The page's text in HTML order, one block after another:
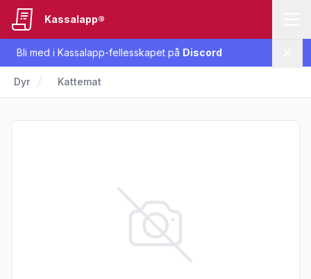
Bli med i Kassalapp-fellesskapet på Discord
Kassalapp®
Dyr Kattemat